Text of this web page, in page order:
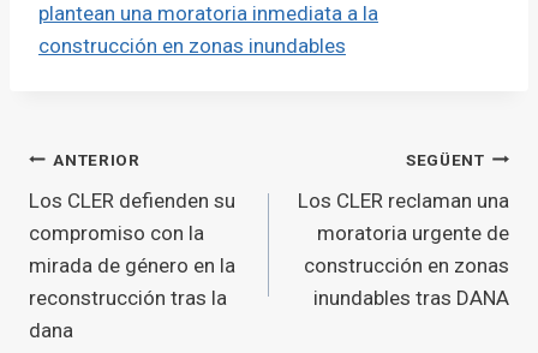
plantean una moratoria inmediata a la
construcción en zonas inundables
Navegació
d'entrades
ANTERIOR
Los CLER defienden su
compromiso con la
mirada de género en la
reconstrucción tras la
dana
SEGÜENT
Los CLER reclaman una
moratoria urgente de
construcción en zonas
inundables tras DANA